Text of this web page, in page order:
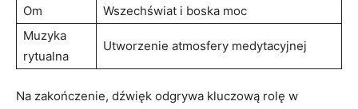
Om
Wszechświat i boska‍ moc
Muzyka
⁣rytualna
Utworzenie atmosfery medytacyjnej
Na zakończenie, dźwięk odgrywa ​kluczową rolę w